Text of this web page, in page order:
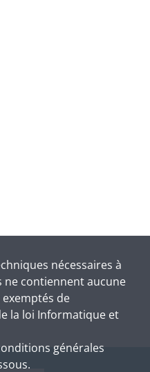
nécessaires à
contiennent aucune
de
la loi Informatique et
générales